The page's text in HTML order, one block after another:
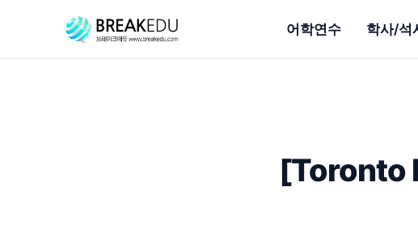
어학연수 학사/석
[Toronto